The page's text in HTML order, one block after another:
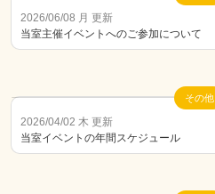
2026/06/08 月 更新
当室主催イベントへのご参加について
その他
2026/04/02 木 更新
当室イベントの年間スケジュール